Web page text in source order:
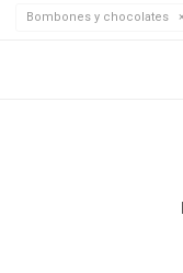
Bombones y chocolates